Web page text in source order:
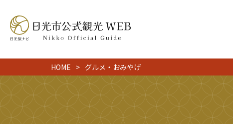
HOME グルメ・おみやげ